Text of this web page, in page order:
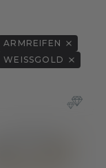
ARMREIFEN
WEISSGOLD